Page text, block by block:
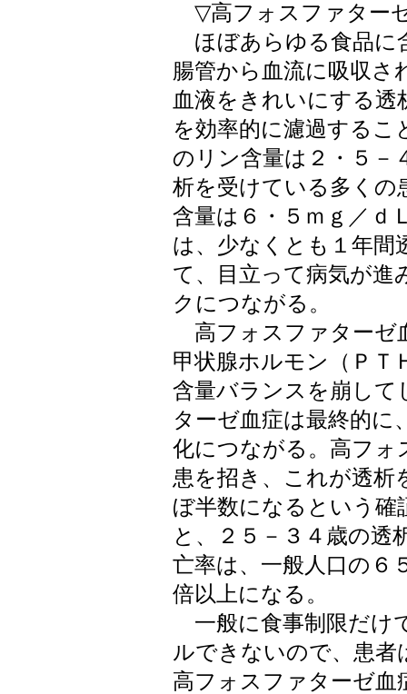
▽高フォスファター
ほぼあらゆる食品に
腸管から血流に吸収さ
血液をきれいにする
を効率的に濾過するこ
のリン含量は２・５－
析を受けている多くの
含量は６・５ｍｇ／ｄ
は、少なくとも１年間
て、目立って病気が進
クにつながる。
高フォスファターゼ
甲状腺ホルモン（ＰＴ
含量バランスを崩して
ターゼ血症は最終的に
化につながる。高フォ
患を招き、これが透析
ぼ半数になるという確
と、２５－３４歳の透
亡率は、一般人口の６
倍以上になる。
一般に食事制限だけ
ルできないので、患者
高フォスファターゼ